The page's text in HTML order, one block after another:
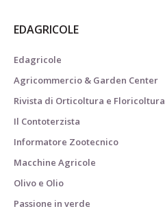
EDAGRICOLE
Edagricole
Agricommercio & Garden Center
Rivista di Orticoltura e Floricoltura
Il Contoterzista
Informatore Zootecnico
Macchine Agricole
Olivo e Olio
Passione in verde